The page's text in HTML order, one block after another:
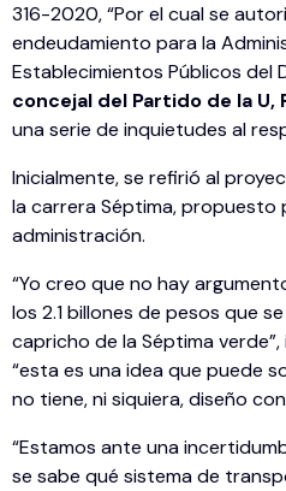
316-2020, “Por el cual se
endeudamiento para la
Establecimientos Públicos del
concejal del Partido de la U,
una serie de inquietudes al
Inicialmente, se refirió al
la carrera Séptima, propuesto
administración.
“Yo creo que no hay
los 2.1 billones de pesos que
capricho de la Séptima
“esta es una idea que puede
no tiene, ni siquiera, diseño
“Estamos ante una
se sabe qué sistema de